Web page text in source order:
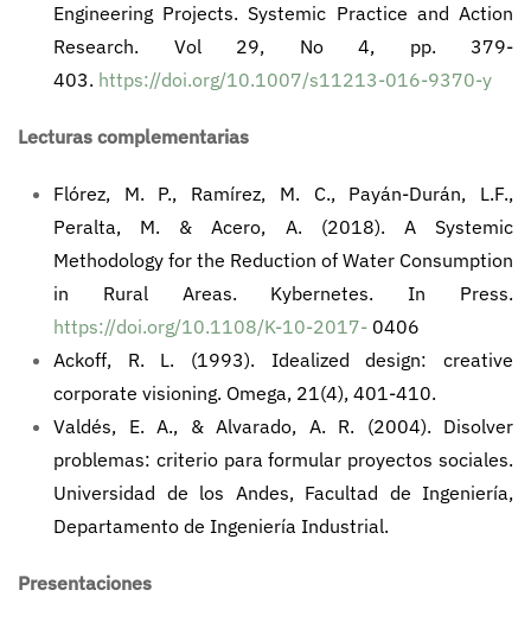
Engineering Projects. Systemic Practice and Action
Research. Vol 29, No 4, pp. 379-
403. https://doi.org/10.1007/s11213-016-9370-y
Lecturas complementarias
Flórez, M. P., Ramírez, M. C., Payán-Durán, L.F.,
Peralta, M. & Acero, A. (2018). A Systemic
Methodology for the Reduction of Water Consumption
in Rural Areas. Kybernetes. In Press.
https://doi.org/10.1108/K-10-2017- 0406
Ackoff, R. L. (1993). Idealized design: creative
corporate visioning. Omega, 21(4), 401-410.
Valdés, E. A., & Alvarado, A. R. (2004). Disolver
problemas: criterio para formular proyectos sociales.
Universidad de los Andes, Facultad de Ingeniería,
Departamento de Ingeniería Industrial.
Presentaciones